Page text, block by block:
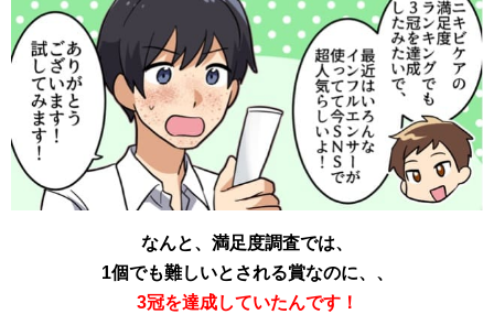
なんと、満足度調査では、
1個でも難しいとされる賞なのに、、
3冠を達成していたんです！